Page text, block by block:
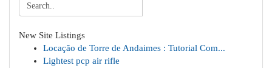
New Site Listings
Locação de Torre de Andaimes : Tutorial Com...
Lightest pcp air rifle